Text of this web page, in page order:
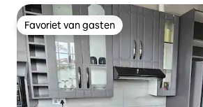
Favoriet van gasten
Favoriet van gasten